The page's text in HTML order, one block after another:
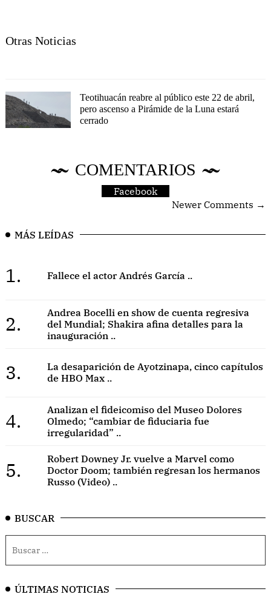
Otras Noticias
Teotihuacán reabre al público este 22 de abril,
pero ascenso a Pirámide de la Luna estará
cerrado
COMENTARIOS
Facebook
Newer Comments →
MÁS LEÍDAS
1. Fallece el actor Andrés García ..
2.
Andrea Bocelli en show de cuenta regresiva
del Mundial; Shakira afina detalles para la
inauguración ..
3.
La desaparición de Ayotzinapa, cinco capítulos
de HBO Max ..
4.
Analizan el fideicomiso del Museo Dolores
Olmedo; “cambiar de fiduciaria fue
irregularidad” ..
5.
Robert Downey Jr. vuelve a Marvel como
Doctor Doom; también regresan los hermanos
Russo (Video) ..
BUSCAR
ÚLTIMAS NOTICIAS